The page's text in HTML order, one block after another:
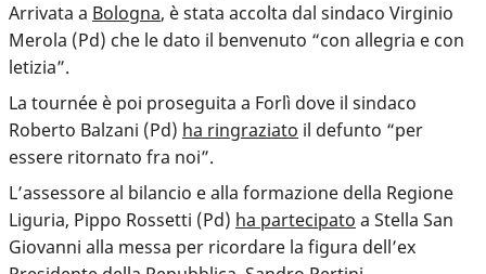
Arrivata a Bologna, è stata accolta dal sindaco Virginio
Merola (Pd) che le dato il benvenuto “con allegria e con
letizia”.
La tournée è poi proseguita a Forlì dove il sindaco
Roberto Balzani (Pd) ha ringraziato il defunto “per
essere ritornato fra noi”.
L’assessore al bilancio e alla formazione della Regione
Liguria, Pippo Rossetti (Pd) ha partecipato a Stella San
Giovanni alla messa per ricordare la figura dell’ex